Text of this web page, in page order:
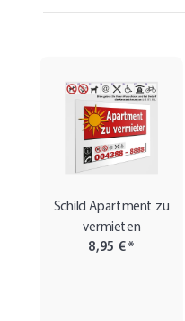
Schild Apartment zu
vermieten
8,95 €*